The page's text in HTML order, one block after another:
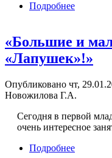
Подробнее
«Большие и
«Лапушек»!»
Опубликовано чт,
Новожилова Г.А.
Сегодня в первой
очень интересное
Подробнее